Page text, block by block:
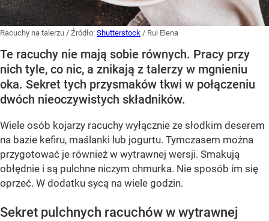
Racuchy na talerzu / Źródło: Shutterstock / Rui Elena
Te racuchy nie mają sobie równych. Pracy przy
nich tyle, co nic, a znikają z talerzy w mgnieniu
oka. Sekret tych przysmaków tkwi w połączeniu
dwóch nieoczywistych składników.
Wiele osób kojarzy racuchy wyłącznie ze słodkim deserem
na bazie kefiru, maślanki lub jogurtu. Tymczasem można
przygotować je również w wytrawnej wersji. Smakują
obłędnie i są pulchne niczym chmurka. Nie sposób im się
oprzeć. W dodatku sycą na wiele godzin.
Sekret pulchnych racuchów w wytrawnej